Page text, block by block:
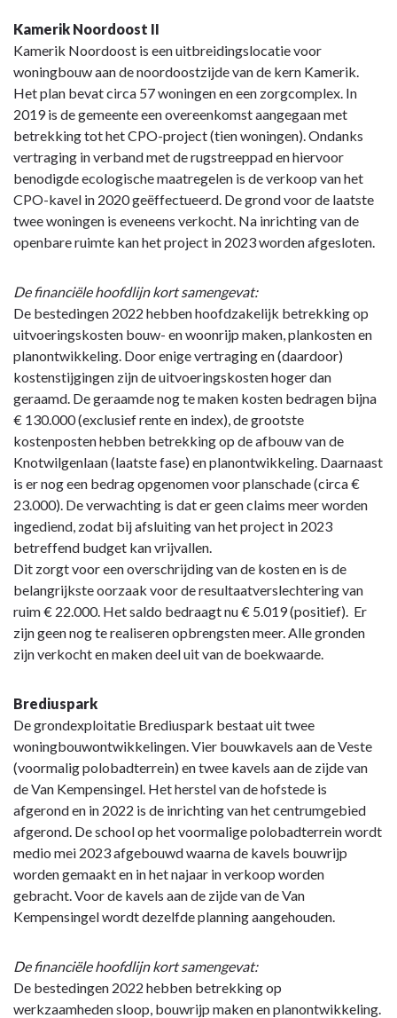
Kamerik Noordoost II
Kamerik Noordoost is een uitbreidingslocatie voor
woningbouw aan de noordoostzijde van de kern Kamerik.
Het plan bevat circa 57 woningen en een zorgcomplex. In
2019 is de gemeente een overeenkomst aangegaan met
betrekking tot het CPO-project (tien woningen). Ondanks
vertraging in verband met de rugstreeppad en hiervoor
benodigde ecologische maatregelen is de verkoop van het
CPO-kavel in 2020 geëffectueerd. De grond voor de laatste
twee woningen is eveneens verkocht. Na inrichting van de
openbare ruimte kan het project in 2023 worden afgesloten.
De financiële hoofdlijn kort samengevat:
De bestedingen 2022 hebben hoofdzakelijk betrekking op
uitvoeringskosten bouw- en woonrijp maken, plankosten en
planontwikkeling. Door enige vertraging en (daardoor)
kostenstijgingen zijn de uitvoeringskosten hoger dan
geraamd. De geraamde nog te maken kosten bedragen bijna
€ 130.000 (exclusief rente en index), de grootste
kostenposten hebben betrekking op de afbouw van de
Knotwilgenlaan (laatste fase) en planontwikkeling. Daarnaast
is er nog een bedrag opgenomen voor planschade (circa €
23.000). De verwachting is dat er geen claims meer worden
ingediend, zodat bij afsluiting van het project in 2023
betreffend budget kan vrijvallen.
Dit zorgt voor een overschrijding van de kosten en is de
belangrijkste oorzaak voor de resultaatverslechtering van
ruim € 22.000. Het saldo bedraagt nu € 5.019 (positief). Er
zijn geen nog te realiseren opbrengsten meer. Alle gronden
zijn verkocht en maken deel uit van de boekwaarde.
Brediuspark
De grondexploitatie Brediuspark bestaat uit twee
woningbouwontwikkelingen. Vier bouwkavels aan de Veste
(voormalig polobadterrein) en twee kavels aan de zijde van
de Van Kempensingel. Het herstel van de hofstede is
afgerond en in 2022 is de inrichting van het centrumgebied
afgerond. De school op het voormalige polobadterrein wordt
medio mei 2023 afgebouwd waarna de kavels bouwrijp
worden gemaakt en in het najaar in verkoop worden
gebracht. Voor de kavels aan de zijde van de Van
Kempensingel wordt dezelfde planning aangehouden.
De financiële hoofdlijn kort samengevat:
De bestedingen 2022 hebben betrekking op
werkzaamheden sloop, bouwrijp maken en planontwikkeling.